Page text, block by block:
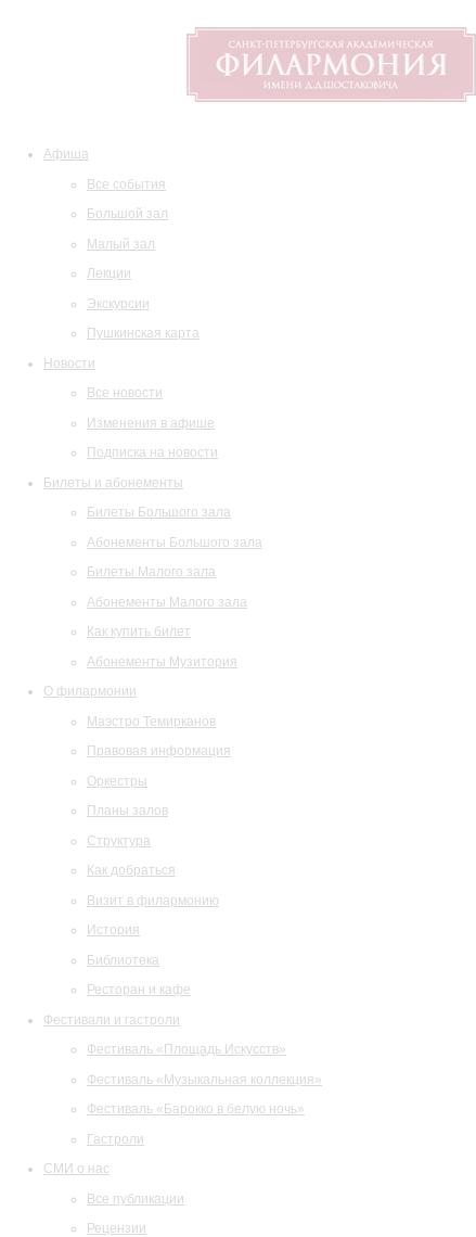
Афиша
Все события
Большой зал
Малый зал
Лекции
Экскурсии
Пушкинская карта
Новости
Все новости
Изменения в афише
Подписка на новости
Билеты и абонементы
Билеты Большого зала
Абонементы Большого зала
Билеты Малого зала
Абонементы Малого зала
Как купить билет
Абонементы Музитория
О филармонии
Маэстро Темирканов
Правовая информация
Оркестры
Планы залов
Структура
Как добраться
Визит в филармонию
История
Библиотека
Ресторан и кафе
Фестивали и гастроли
Фестиваль «Площадь Искусств»
Фестиваль «Музыкальная коллекция»
Фестиваль «Барокко в белую ночь»
Гастроли
СМИ о нас
Все публикации
Рецензии